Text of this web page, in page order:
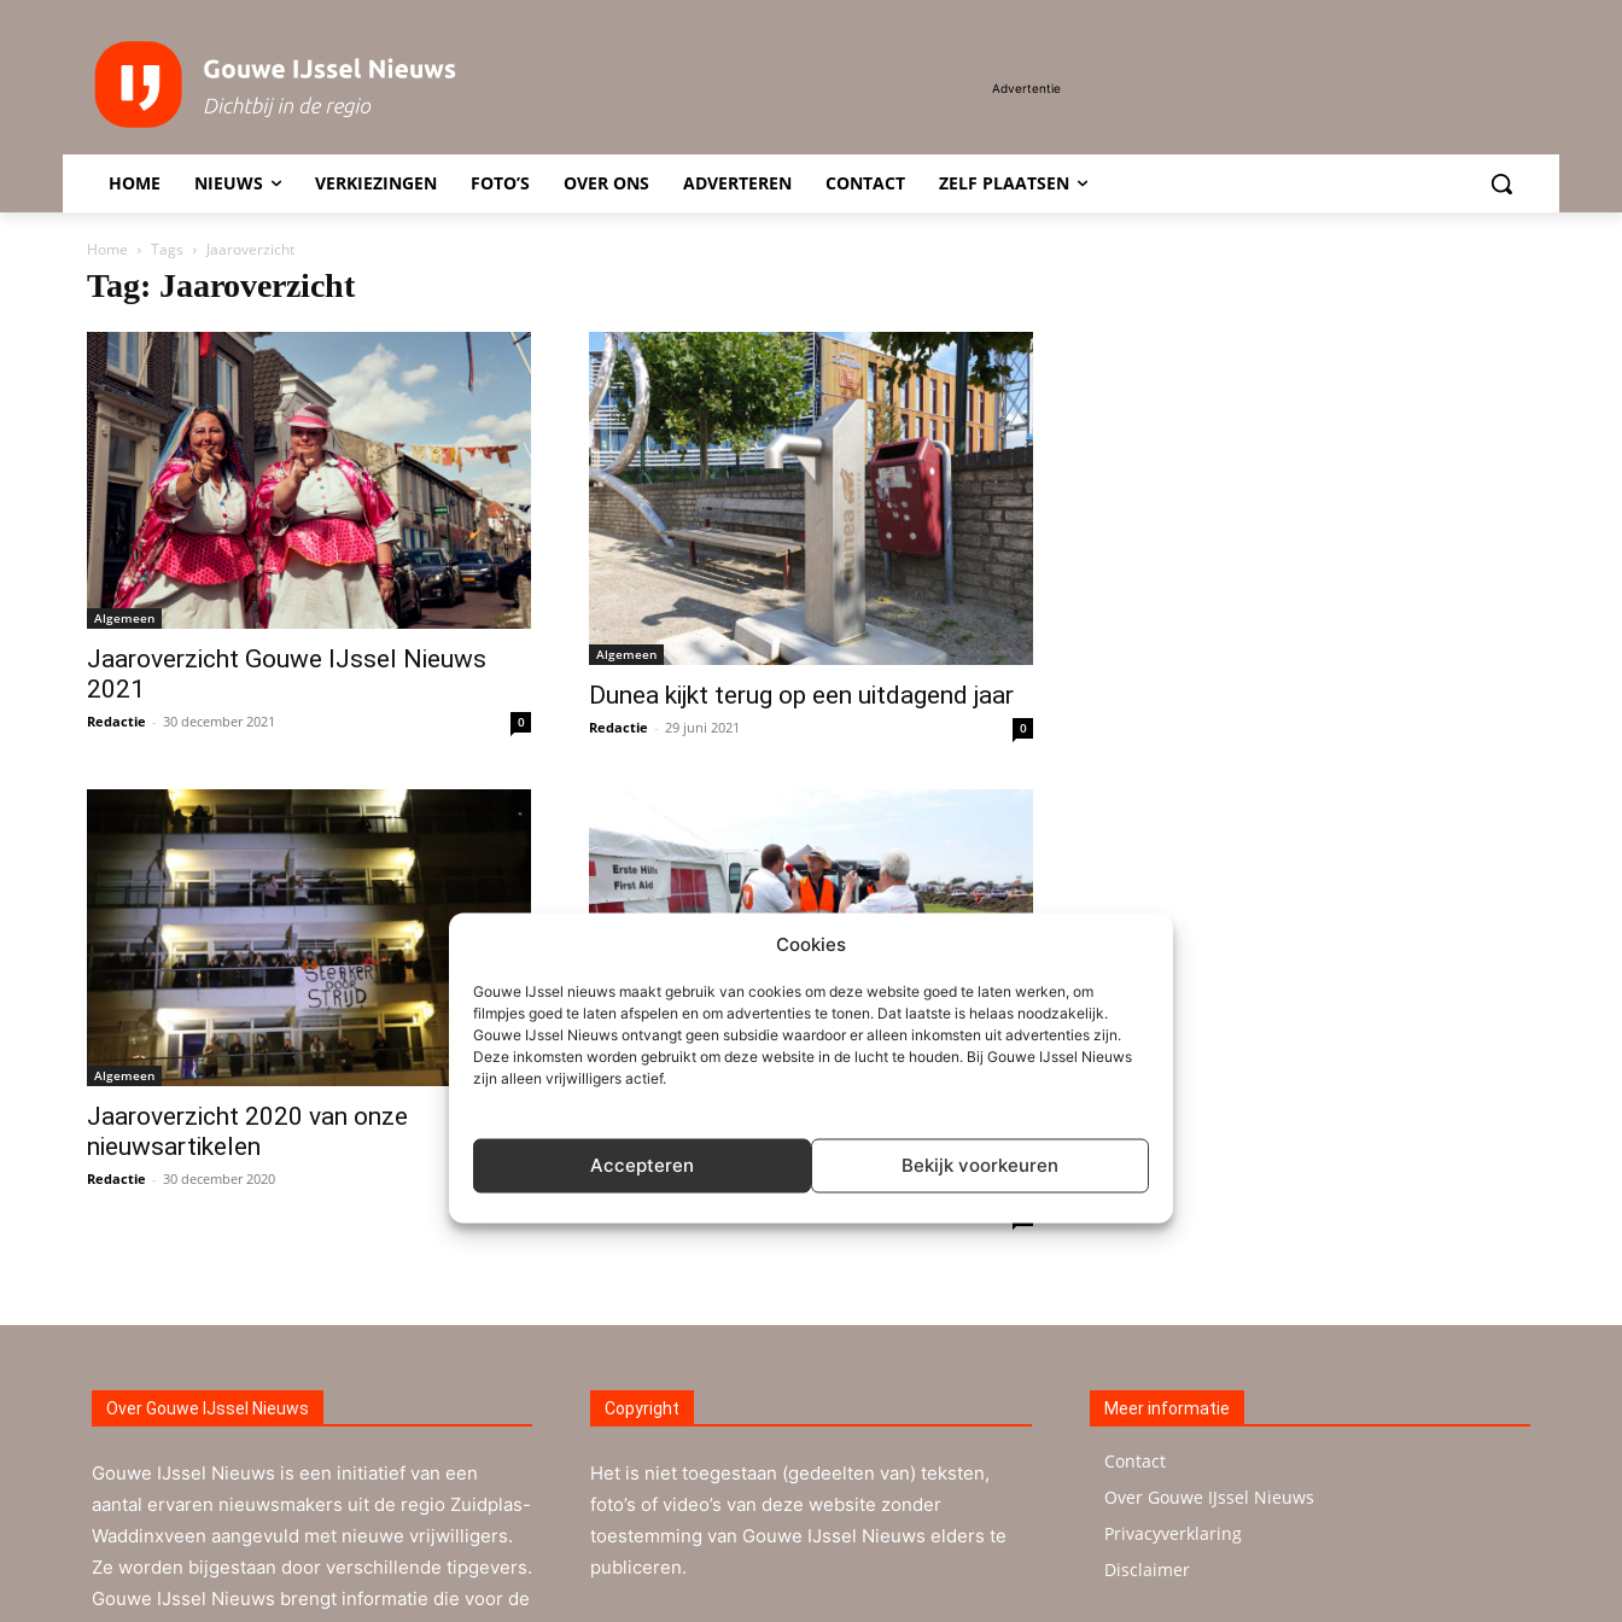
Cookies
Gouwe IJssel nieuws maakt gebruik van cookies om deze website goed te laten werken, om
filmpjes goed te laten afspelen en om advertenties te tonen. Dat laatste is helaas noodzakelijk.
Gouwe IJssel Nieuws ontvangt geen subsidie waardoor er alleen inkomsten uit advertenties zijn.
Deze inkomsten worden gebruikt om deze website in de lucht te houden. Bij Gouwe IJssel Nieuws
zijn alleen vrijwilligers actief.
Accepteren Bekijk voorkeuren
Advertentie
HOME NIEUWS VERKIEZINGEN FOTO’S OVER ONS ADVERTEREN CONTACT ZELF PLAATSEN
Home Tags Jaaroverzicht
Tag: Jaaroverzicht
Algemeen
Jaaroverzicht Gouwe IJssel Nieuws
2021
Redactie - 30 december 2021 0
Algemeen
Dunea kijkt terug op een uitdagend jaar
Redactie - 29 juni 2021 0
Algemeen
Jaaroverzicht 2020 van onze
nieuwsartikelen
Redactie - 30 december 2020
2020 in beeld: compilatie van onze
video’s
Over Gouwe IJssel Nieuws
Gouwe IJssel Nieuws is een initiatief van een
aantal ervaren nieuwsmakers uit de regio Zuidplas-
Waddinxveen aangevuld met nieuwe vrijwilligers.
Ze worden bijgestaan door verschillende tipgevers.
Gouwe IJssel Nieuws brengt informatie die voor de
Copyright
Het is niet toegestaan (gedeelten van) teksten,
foto’s of video’s van deze website zonder
toestemming van Gouwe IJssel Nieuws elders te
publiceren.
Meer informatie
Contact
Over Gouwe IJssel Nieuws
Privacyverklaring
Disclaimer